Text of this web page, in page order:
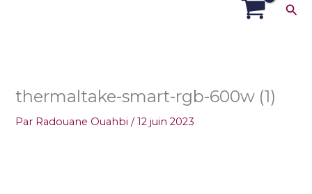
thermaltake-smart-rgb-600w (1)
Par Radouane Ouahbi/12 juin 2023